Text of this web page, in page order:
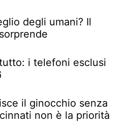
degli umani? Il
i telefoni esclusi
il ginocchio senza
non è la priorità